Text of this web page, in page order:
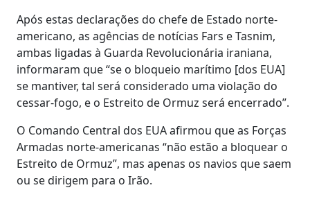
Após estas declarações do chefe de Estado norte-
americano, as agências de notícias Fars e Tasnim,
ambas ligadas à Guarda Revolucionária iraniana,
informaram que “se o bloqueio marítimo [dos EUA]
se mantiver, tal será considerado uma violação do
cessar-fogo, e o Estreito de Ormuz será encerrado”.
O Comando Central dos EUA afirmou que as Forças
Armadas norte-americanas “não estão a bloquear o
Estreito de Ormuz”, mas apenas os navios que saem
ou se dirigem para o Irão.